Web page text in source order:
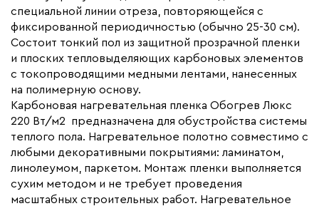
Макс. рабочая температура (C)
Макс. ток нагрузки (А) 16.0
Ширина (мм) 1000
Толщина (мм)
Длина установочного провода, м 2x16
Страна производства
Гарантия (год)
Срок службы(год) 15
Вес (кг)
специальной линии отреза, повторяющейся с
фиксированной периодичностью (обычно 25-30 см).
Состоит тонкий пол из защитной прозрачной пленки
и плоских тепловыделяющих карбоновых элементов
с токопроводящими медными лентами, нанесенных
на полимерную основу.
Карбоновая нагревательная пленка Обогрев Люкс
220 Вт/м2 предназначена для обустройства системы
теплого пола. Нагревательное полотно совместимо с
любыми декоративными покрытиями: ламинатом,
линолеумом, паркетом. Монтаж пленки выполняется
сухим методом и не требует проведения
масштабных строительных работ. Нагревательное